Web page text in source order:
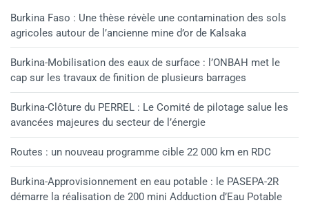
Burkina Faso : Une thèse révèle une contamination des sols
agricoles autour de l’ancienne mine d’or de Kalsaka
Burkina-Mobilisation des eaux de surface : l’ONBAH met le
cap sur les travaux de finition de plusieurs barrages
Burkina-Clôture du PERREL : Le Comité de pilotage salue les
avancées majeures du secteur de l’énergie
Routes : un nouveau programme cible 22 000 km en RDC
Burkina-Approvisionnement en eau potable : le PASEPA-2R
démarre la réalisation de 200 mini Adduction d’Eau Potable